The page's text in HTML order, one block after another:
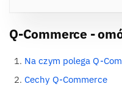
Q-Commerce -
Na czym polega Q-
Cechy Q-Commerce